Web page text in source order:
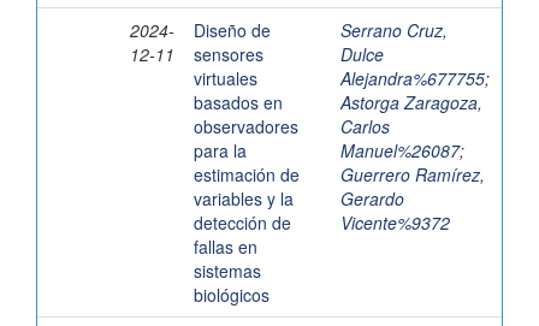
2024-
12-11
Diseño de
sensores
virtuales
basados en
observadores
para la
estimación de
variables y la
detección de
fallas en
sistemas
biológicos
Serrano Cruz,
Dulce
Alejandra%677755;
Astorga Zaragoza,
Carlos
Manuel%26087;
Guerrero Ramírez,
Gerardo
Vicente%9372